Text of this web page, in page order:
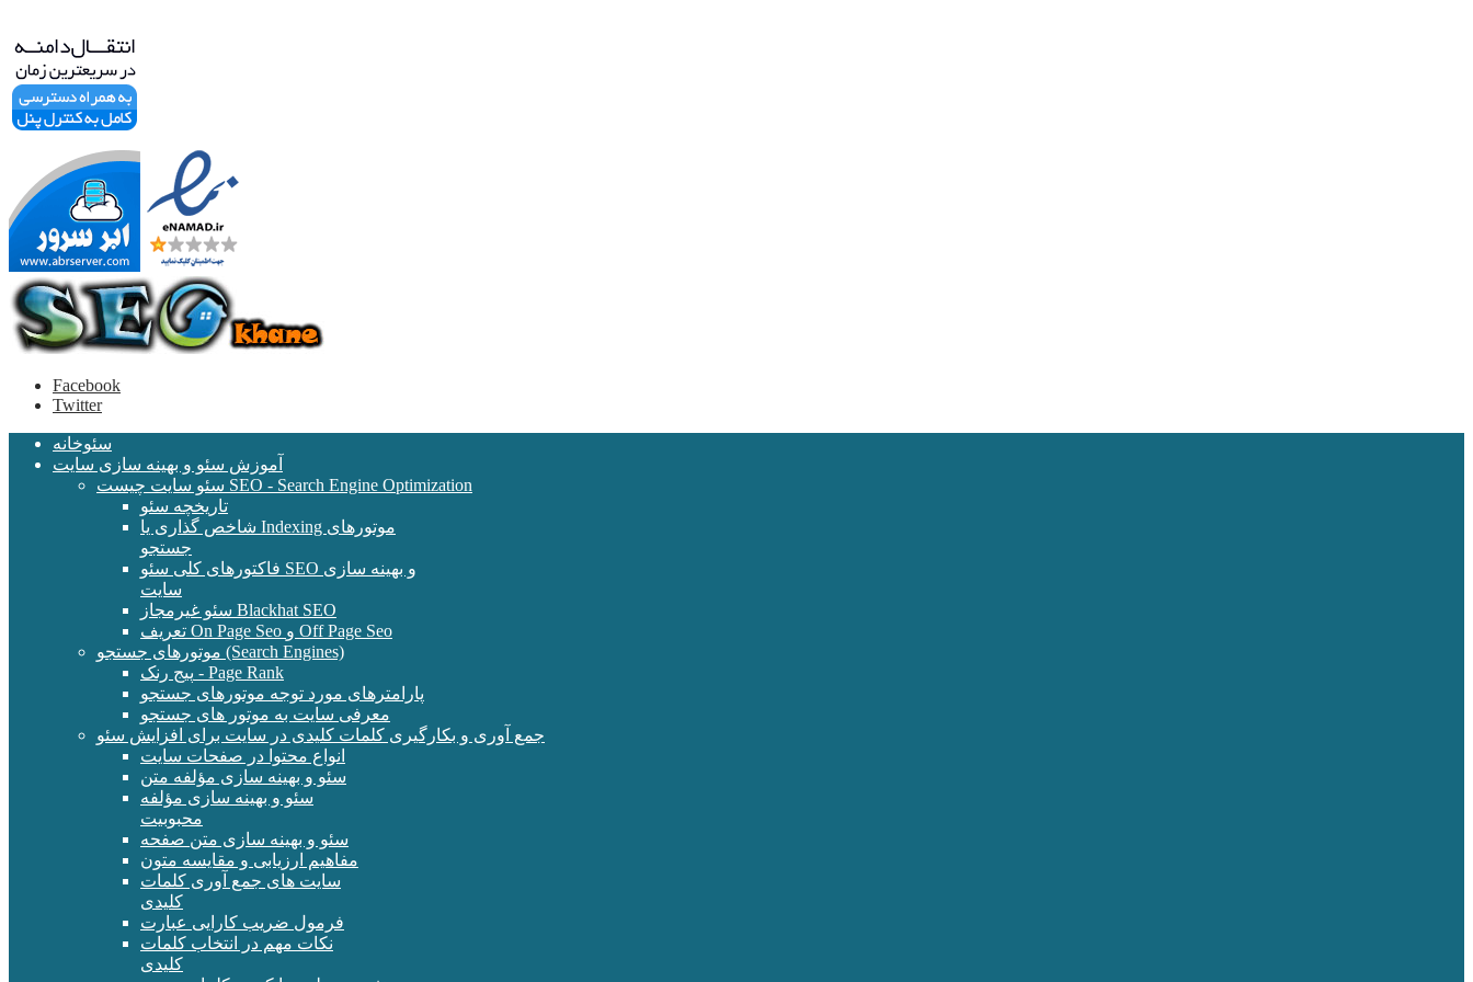
Facebook
Twitter
سئوخانه
آموزش سئو و بهینه سازی سایت
سئو سایت چیست SEO - Search Engine Optimization
تاریخچه سئو
شاخص گذاری یا Indexing موتورهای
جستجو
فاکتورهای کلی سئو SEO و بهینه سازی
سایت
سئو غیرمجاز Blackhat SEO
تعریف On Page Seo و Off Page Seo
موتورهای جستجو (Search Engines)
پیج رنک - Page Rank
پارامترهای مورد توجه موتورهای جستجو
معرفی سایت به موتور های جستجو
جمع آوری و بکارگیری کلمات کلیدی در سایت برای افزایش سئو
انواع محتوا در صفحات سایت
سئو و بهینه سازی مؤلفه متن
سئو و بهینه سازی مؤلفه
محبوبیت
سئو و بهینه سازی متن صفحه
مفاهیم ارزیابی و مقایسه متون
سایت های جمع آوری کلمات
کلیدی
فرمول ضریب کارایی عبارت
نکات مهم در انتخاب کلمات
کلیدی